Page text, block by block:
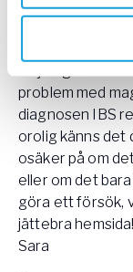
Jeanette,
problem med
diagnosen IBS
orolig känns det
osäker på om
eller om det bara
göra ett försök,
jättebra hemsida!
Sara